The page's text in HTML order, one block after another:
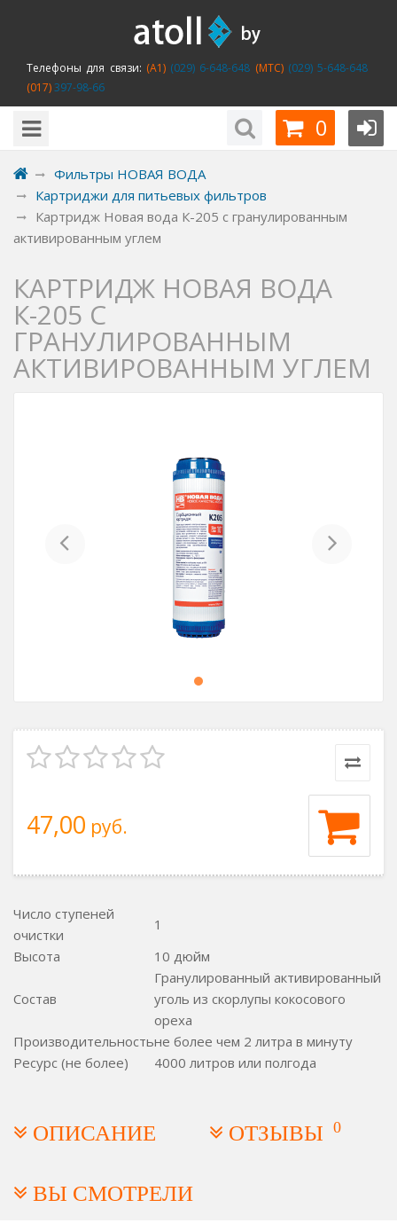
Телефоны для связи: (A1)(029) 6-648-648 (MTC)(029) 5-648-648
(017)397-98-66
0
Фильтры НОВАЯ ВОДА
Картриджи для питьевых фильтров
Картридж Новая вода К-205 с гранулированным
активированным углем
КАРТРИДЖ НОВАЯ ВОДА
К-205 С
ГРАНУЛИРОВАННЫМ
АКТИВИРОВАННЫМ УГЛЕМ
47,00 руб.
Число ступеней
очистки
1
Высота
10 дюйм
Состав
Гранулированный активированный
уголь из скорлупы кокосового
ореха
Производительностьне более чем 2 литра в минуту
Ресурс (не более)
4000 литров или полгода
ОПИСАНИЕ ОТЗЫВЫ 0
ВЫ СМОТРЕЛИ